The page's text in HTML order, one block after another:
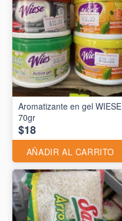
Aromatizante en gel WIESE
70gr
$18
AÑADIR AL CARRITO